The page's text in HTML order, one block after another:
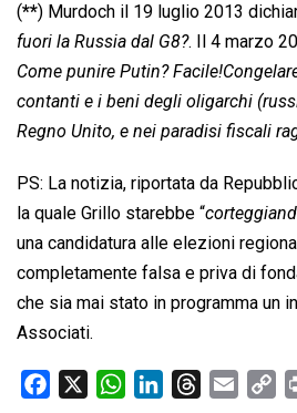
(**) Murdoch il 19 luglio 2013
fuori la Russia dal G8?. Il 4 marzo
Come punire Putin?
contanti e i beni degli oligarchi
Regno Unito, e nei paradisi fiscali
PS: La notizia, riportata da
la quale Grillo starebbe “
una candidatura alle elezioni
completamente falsa e priva di
che sia mai stato in programma un
Associati.
W